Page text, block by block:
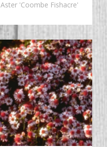
Aster 'Coombe Fishacre'